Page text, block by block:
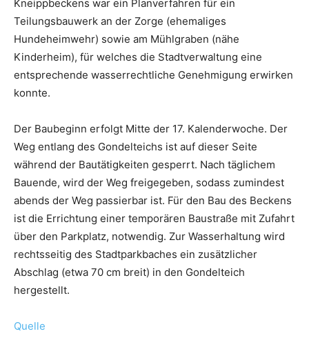
Kneippbeckens war ein Planverfahren für ein
Teilungsbauwerk an der Zorge (ehemaliges
Hundeheimwehr) sowie am Mühlgraben (nähe
Kinderheim), für welches die Stadtverwaltung eine
entsprechende wasserrechtliche Genehmigung erwirken
konnte.
Der Baubeginn erfolgt Mitte der 17. Kalenderwoche. Der
Weg entlang des Gondelteichs ist auf dieser Seite
während der Bautätigkeiten gesperrt. Nach täglichem
Bauende, wird der Weg freigegeben, sodass zumindest
abends der Weg passierbar ist. Für den Bau des Beckens
ist die Errichtung einer temporären Baustraße mit Zufahrt
über den Parkplatz, notwendig. Zur Wasserhaltung wird
rechtsseitig des Stadtparkbaches ein zusätzlicher
Abschlag (etwa 70 cm breit) in den Gondelteich
hergestellt.
Quelle